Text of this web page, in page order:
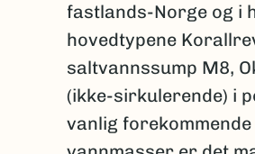
fastlands-Norge og i
hovedtypene
saltvannssump M8,
(ikke-sirkulerende) i
vanlig